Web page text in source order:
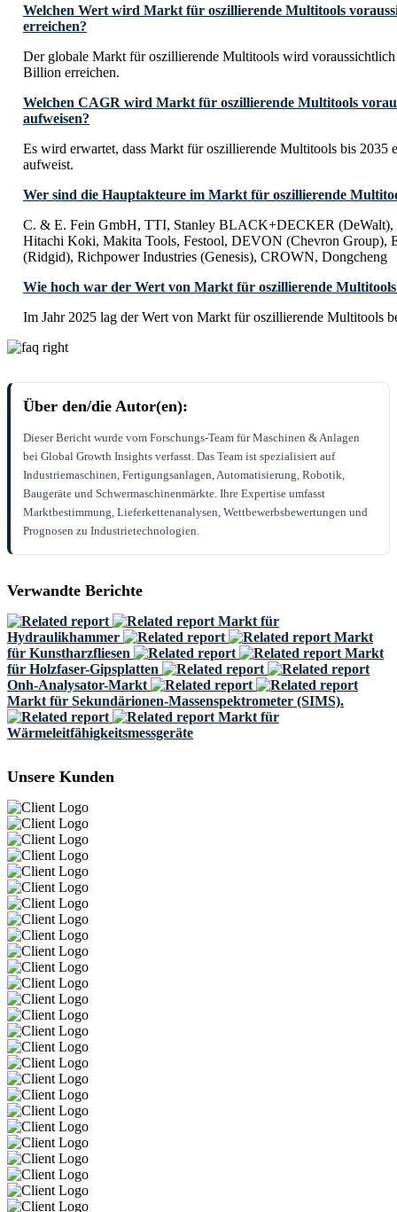
Welchen Wert wird Markt für oszillierende Multitools
erreichen?
Der globale Markt für oszillierende Multitools wird
Billion erreichen.
Welchen CAGR wird Markt für oszillierende Multitools
aufweisen?
Es wird erwartet, dass Markt für oszillierende Multitools bis 2035
aufweist.
Wer sind die Hauptakteure im Markt für oszillierende
C. & E. Fein GmbH, TTI, Stanley BLACK+DECKER (DeWalt),
Hitachi Koki, Makita Tools, Festool, DEVON (Chevron Group),
(Ridgid), Richpower Industries (Genesis), CROWN, Dongcheng
Wie hoch war der Wert von Markt für oszillierende
Im Jahr 2025 lag der Wert von Markt für oszillierende Multitools
Über den/die Autor(en):
Dieser Bericht wurde vom Forschungs-Team für Maschinen & Anlagen
bei Global Growth Insights verfasst. Das Team ist spezialisiert auf
Industriemaschinen, Fertigungsanlagen, Automatisierung, Robotik,
Baugeräte und Schwermaschinenmärkte. Ihre Expertise umfasst
Marktbestimmung, Lieferkettenanalysen, Wettbewerbsbewertungen und
Prognosen zu Industrietechnologien.
Verwandte Berichte
Markt für
Hydraulikhammer
Markt
für Kunstharzfliesen
Markt
für Holzfaser-Gipsplatten
Onh-Analysator-Markt
Markt für Sekundärionen-Massenspektrometer (SIMS).
Markt für
Wärmeleitfähigkeitsmessgeräte
Unsere Kunden